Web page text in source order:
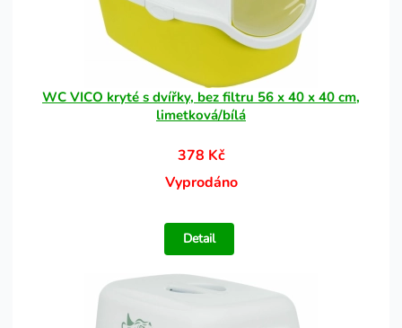
WC VICO kryté s dvířky, bez filtru 56 x 40 x 40 cm,
limetková/bílá
378 Kč
Vyprodáno
Detail